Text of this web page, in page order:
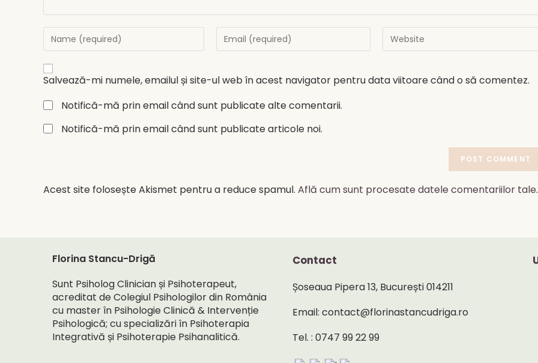
Enter
your
name
username
to
Enter
your
email
comment
Enter
your
website
Salvează-mi numele, emailul și site-ul web în acest navigator pentru data viitoare când o să comentez.
Notifică-mă prin email când sunt publicate alte comentarii.
Notifică-mă prin email când sunt publicate articole noi.
Acest site folosește Akismet pentru a reduce spamul. Află cum sunt procesate datele comentariilor tale.
Florina Stancu-Drigă
Sunt Psiholog Clinician și Psihoterapeut,
acreditat de Colegiul Psihologilor din România
cu master în Psihologie Clinică & Intervenție
Psihologică; cu specializări în Psihoterapia
Integrativă și Psihoterapie Psihanalitică.
Contact
Șoseaua Pipera 13, București 014211
Email: contact@florinastancudriga.ro
Tel. : 0747 99 22 99